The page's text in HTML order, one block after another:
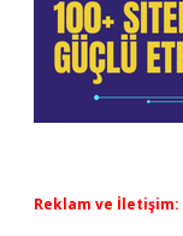
Reklam ve İletişim: